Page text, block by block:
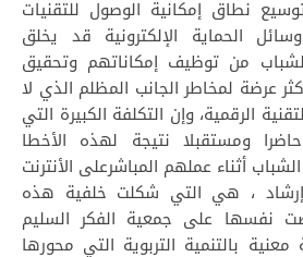
نطاق إمكانية الوصول للتقنيات
الحماية الإلكترونية قد يخلق
من توظيف إمكاناتهم وتحقيق
عرضة لمخاطر الجانب المظلم الذي لا
الرقمية، وإن التكلفة الكبيرة التي
ومستقبلا نتيجة لهذه الأخطا
أثناء عملهم المباشرعلى الأنترنت
إرشاد ، هي التي شكلت خلفية هذه
نفسها على جمعية الفكر السليم
معنية بالتنمية التربوية التي محورها